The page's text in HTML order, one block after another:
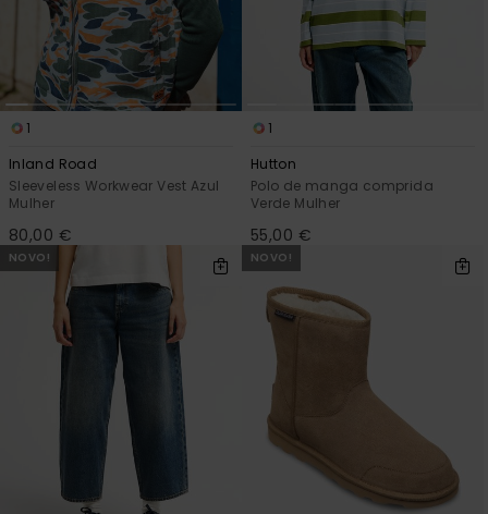
1
Inland Road
Sleeveless Workwear Vest Azul
Mulher
80,00 €
1
Hutton
Polo de manga comprida
Verde Mulher
55,00 €
NOVO! NOVO!